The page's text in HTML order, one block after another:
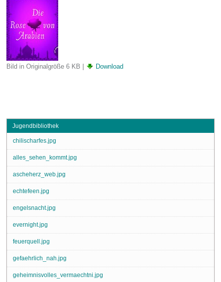
Bild in Originalgröße 6 KB | Download
Jugendbibliothek
chilischarfes.jpg
alles_sehen_kommt.jpg
ascheherz_web.jpg
echtefeen.jpg
engelsnacht.jpg
evernight.jpg
feuerquell.jpg
gefaehrlich_nah.jpg
geheimnisvolles_vermaechtni.jpg